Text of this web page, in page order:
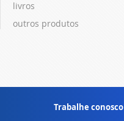
livros
outros produtos
Trabalhe conosco